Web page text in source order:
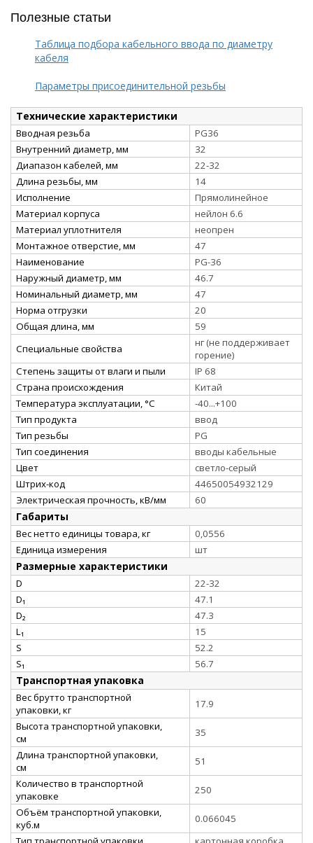
Полезные статьи
Таблица подбора кабельного ввода по диаметру
кабеля
Параметры присоединительной резьбы
Технические характеристики
Вводная резьба
PG36
Внутренний диаметр, мм
32
Диапазон кабелей, мм
22-32
Длина резьбы, мм
14
Исполнение
Прямолинейное
Материал корпуса
нейлон 6.6
Материал уплотнителя
неопрен
Монтажное отверстие, мм
47
Наименование
PG-36
Наружный диаметр, мм
46.7
Номинальный диаметр, мм
47
Норма отгрузки
20
Общая длина, мм
59
Специальные свойства
нг (не поддерживает
горение)
Степень защиты от влаги и пыли
IP 68
Страна происхождения
Китай
Температура эксплуатации, °С
-40...+100
Тип продукта
ввод
Тип резьбы
PG
Тип соединения
вводы кабельные
Цвет
светло-серый
Штрих-код
44650054932129
Электрическая прочность, кВ/мм
60
Габариты
Вес нетто единицы товара, кг
0,0556
Единица измерения
шт
Размерные характеристики
D
22-32
D₁
47.1
D₂
47.3
L₁
15
S
52.2
S₁
56.7
Транспортная упаковка
Вес брутто транспортной
упаковки, кг
17.9
Высота транспортной упаковки,
см
35
Длина транспортной упаковки,
см
51
Количество в транспортной
упаковке
250
Объём транспортной упаковки,
куб.м
0.066045